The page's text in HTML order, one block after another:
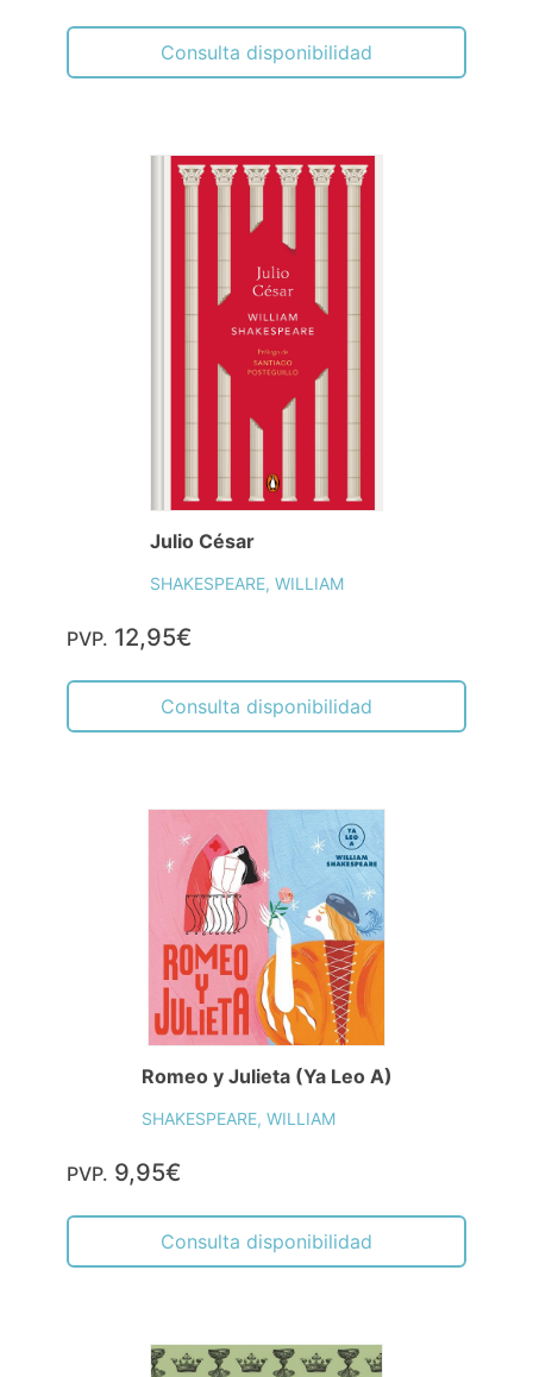
Consulta disponibilidad
Julio César
SHAKESPEARE, WILLIAM
PVP. 12,95€
Consulta disponibilidad
Romeo y Julieta (Ya Leo A)
SHAKESPEARE, WILLIAM
PVP. 9,95€
Consulta disponibilidad